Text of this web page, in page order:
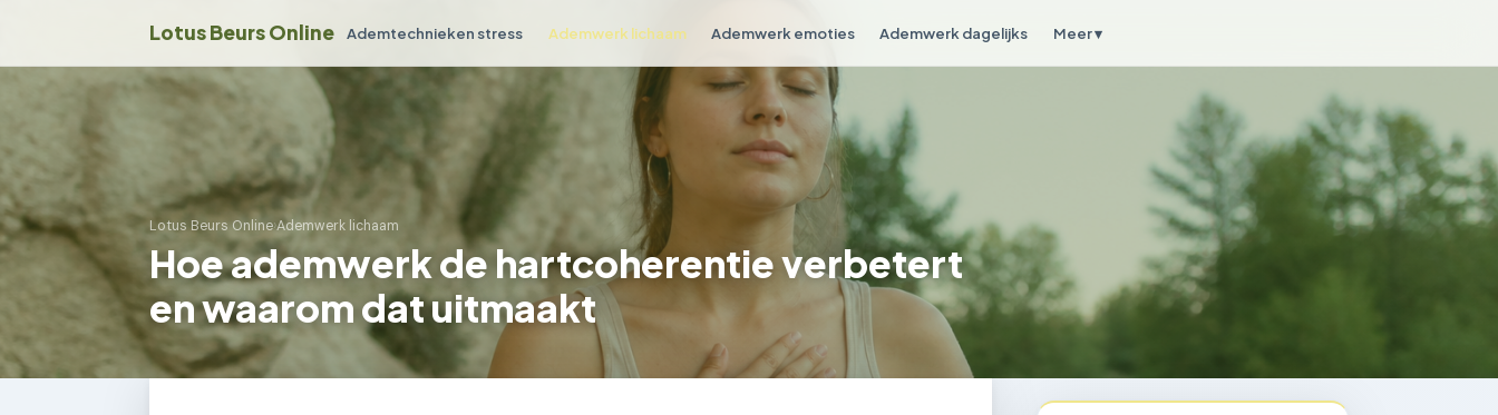
Lotus Beurs Online Ademtechnieken stress Ademwerk lichaam Ademwerk emoties Ademwerk dagelijks Meer ▾
Lotus Beurs Online›Ademwerk lichaam
Hoe ademwerk de hartcoherentie verbetert
en waarom dat uitmaakt